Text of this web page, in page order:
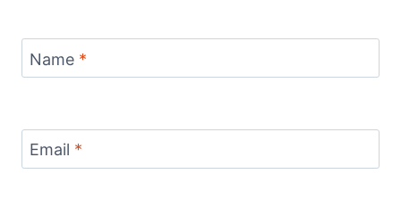
Name *
Email *